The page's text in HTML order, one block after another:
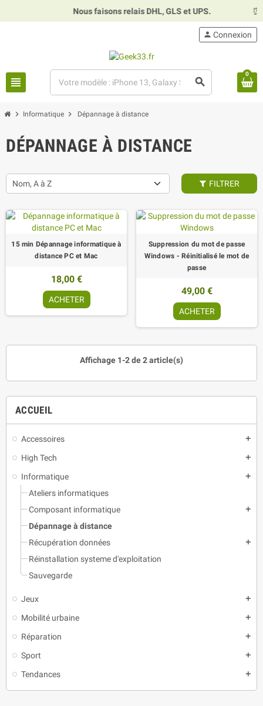
Nous faisons relais DHL, GLS et UPS. ⏰
view_headline search
person Connexion
0
chevron_right Informatique chevron_right Dépannage à distance
ACCUEIL
Accessoires add
High Tech add
Informatique add
Ateliers informatiques
Composant informatique
add
Dépannage à distance
Récupération données
add
Réinstallation systeme d'exploitation
Sauvegarde
Jeux add
Mobilité urbaine add
Réparation add
Sport add
Tendances add
DÉPANNAGE À DISTANCE
Nom, A à Z FILTRER
15 min Dépannage informatique à
distance PC et Mac
18,00 €
ACHETER
Suppression du mot de passe
Windows - Réinitialisé le mot de
passe
49,00 €
ACHETER
Affichage 1-2 de 2 article(s)